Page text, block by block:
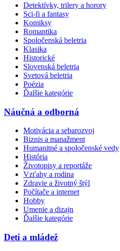
Detektívky, trilery a horory
Sci-fi a fantasy
Komiksy
Romantika
Spoločenská beletria
Klasika
Historické
Slovenská beletria
Svetová beletria
Poézia
Ďalšie kategórie
Náučná a odborná
Motivácia a sebarozvoj
Biznis a manažment
Humanitné a spoločenské vedy
História
Životopisy a reportáže
Vzťahy a rodina
Zdravie a životný štýl
Počítače a internet
Hobby
Umenie a dizajn
Ďalšie kategórie
Deti a mládež